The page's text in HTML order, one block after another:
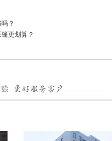
？
更划算？